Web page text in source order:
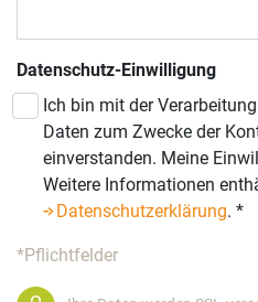
Datenschutz-Einwilligung
Ich bin mit der
Daten zum Zwecke der
einverstanden. Meine
Weitere Informationen
Datenschutzerklärung. *
*Pflichtfelder